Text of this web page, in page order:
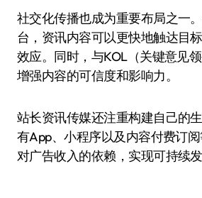
社交化传播也成为重要布局之一
台，资讯内容可以更快地触达目
效应。同时，与KOL（关键意见
增强内容的可信度和影响力。
站长资讯传媒还注重构建自己的
有App、小程序以及内容付费订
对广告收入的依赖，实现可持续发